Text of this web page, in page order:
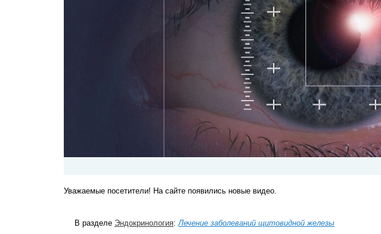
Уважаемые посетители! На сайте появились новые видео.
В разделе Эндокринология: Лечение заболеваний щитовидной железы